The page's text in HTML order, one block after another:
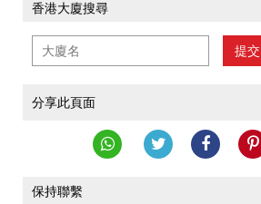
香港大廈搜尋
提交
分享此頁面
保持聯繫